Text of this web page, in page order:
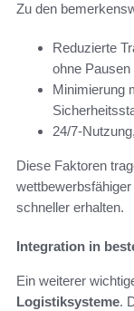
Zu den
Reduzierte
ohne Pausen
Minimierung
24/7-
Diese Faktoren
schneller erhalten.
Integration in
Ein weiterer
Logistiksysteme.